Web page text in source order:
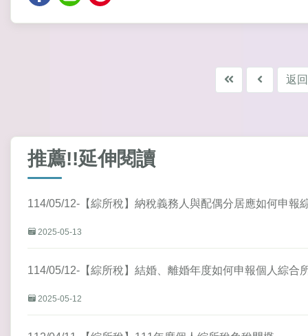
返
推薦!!延伸閱讀
114/05/12-【綜所稅】納稅義務人與配偶分居應如何申報
2025-05-13
114/05/12-【綜所稅】結婚、離婚年度如何申報個人綜合
2025-05-12